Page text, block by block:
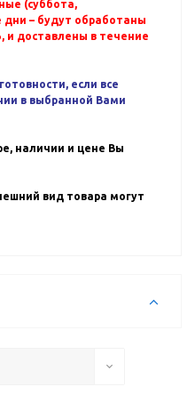
(суббота,
дни – будут обработаны
доставлены в течение
если все
в выбранной Вами
наличии и цене Вы
вид товара могут